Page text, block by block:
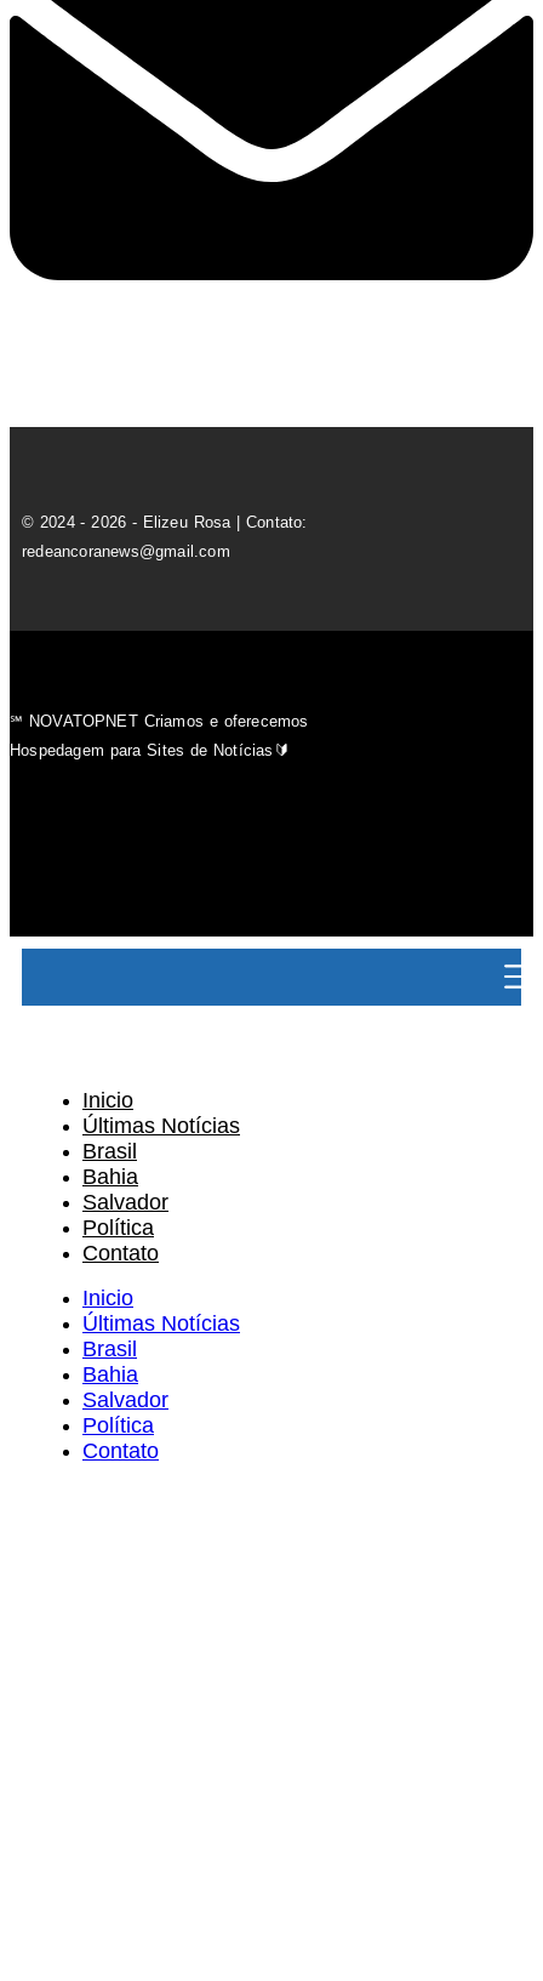
© 2024 - 2026 - Elizeu Rosa | Contato:
redeancoranews@gmail.com
℠ NOVATOPNET Criamos e oferecemos
Hospedagem para Sites de Notícias🔰
Inicio
Últimas Notícias
Brasil
Bahia
Salvador
Política
Contato
Inicio
Últimas Notícias
Brasil
Bahia
Salvador
Política
Contato